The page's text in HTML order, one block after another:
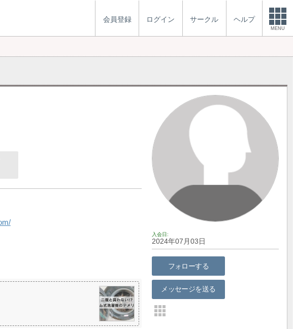
会員登録 ログイン サークル ヘルプ
MENU
入会日
2024年07月03日
フォローする
メッセージを送る